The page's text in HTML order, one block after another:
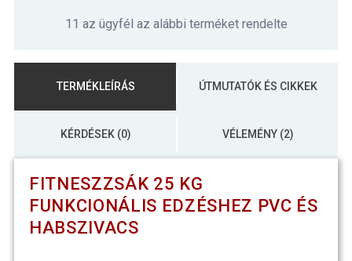
11 az ügyfél az alábbi terméket rendelte
TERMÉKLEÍRÁS ÚTMUTATÓK ÉS CIKKEK
KÉRDÉSEK (0) VÉLEMÉNY (2)
FITNESZZSÁK 25 KG
FUNKCIONÁLIS EDZÉSHEZ PVC ÉS
HABSZIVACS